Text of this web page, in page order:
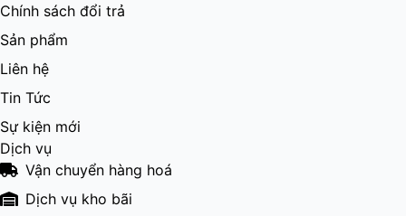
Chính sách đổi trả
Sản phẩm
Liên hệ
Tin Tức
Sự kiện mới
Dịch vụ
Vận chuyển hàng hoá
Dịch vụ kho bãi